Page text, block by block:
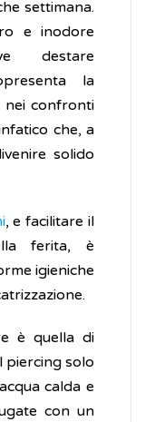
settimana.
e inodore
destare
la
nei confronti
che, a
solido
, e facilitare il
ferita, è
igieniche
è quella di
piercing solo
calda e
con un